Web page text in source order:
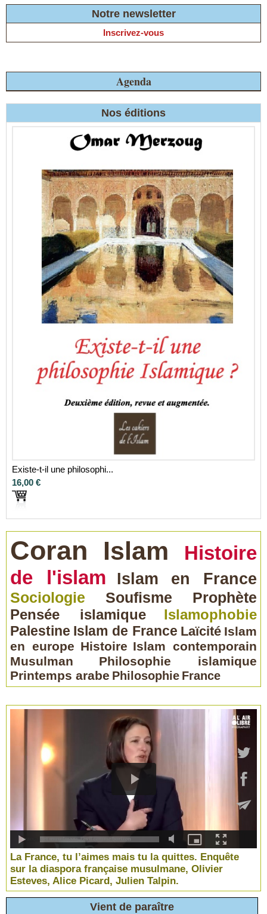
Notre newsletter
Inscrivez-vous
Agenda
Nos éditions
Existe-t-il une philosophi...
16,00 €
Coran Islam
Histoire
de l'islam
Islam en France
Sociologie Soufisme
Prophète
Pensée islamique
Islamophobie
Palestine Islam de France Laïcité Islam
en europe Histoire Islam contemporain
Musulman
Philosophie islamique
Printemps arabe Philosophie France
La France, tu l’aimes mais tu la quittes. Enquête
sur la diaspora française musulmane, Olivier
Esteves, Alice Picard, Julien Talpin.
Vient de paraître